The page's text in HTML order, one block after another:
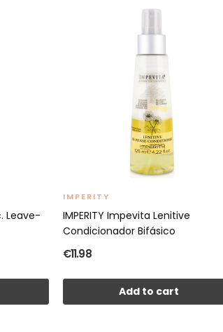
Leave-
IMPERITY
IMPERITY Impevita Lenitive
Condicionador Bifásico
€11.98
Add to cart